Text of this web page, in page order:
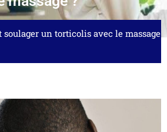
soulager un torticolis avec le massage